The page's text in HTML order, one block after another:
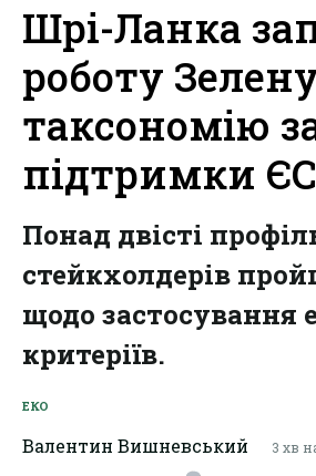
Шрі-Ланка
роботу
таксономію
підтримки ЄС
Понад двісті
стейкхолдерів
щодо застосування
критеріїв.
ЕКО
Валентин Вишневський 3 хв